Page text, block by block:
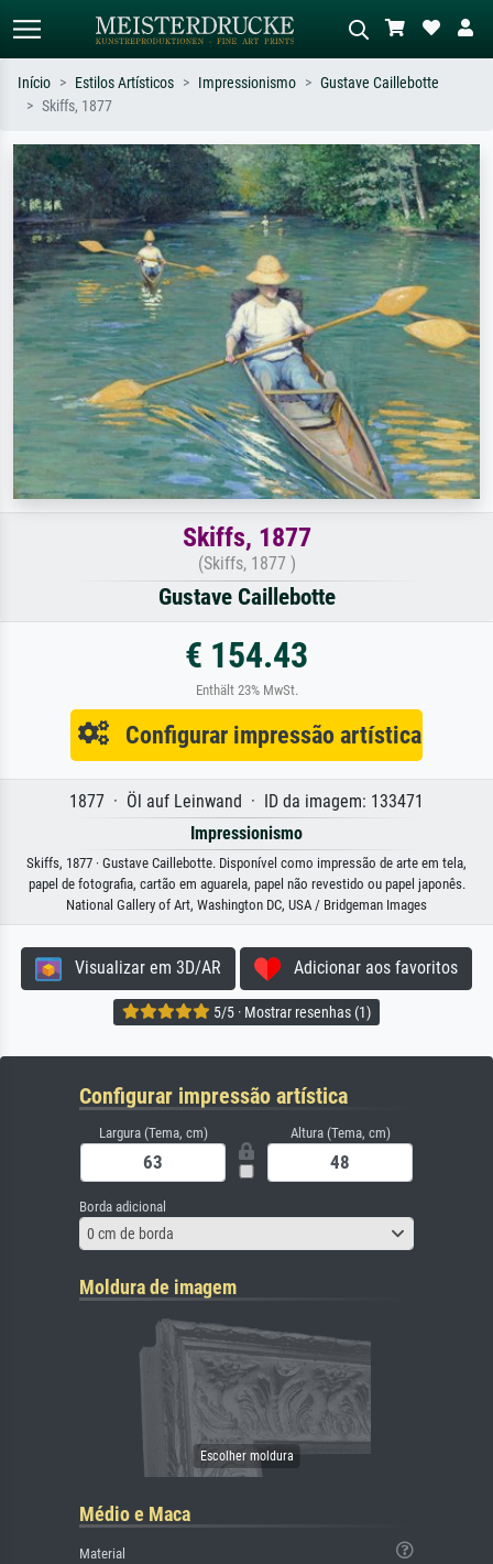
Pesquise por artista, título ou estilo –
ex: Monet, Noite Estrelada,
impressionismo, onda de Hokusai, nu.
Descreva a cena – ex: prado verde,
abstrato com muito vermelho, pintura
a óleo escura, nu em pé ao lado de
uma árvore.
Início Estilos Artísticos Impressionismo
Gustave Caillebotte
Skiffs, 1877
Skiffs, 1877
(Skiffs, 1877 )
Gustave Caillebotte
€ 154.43
Enthält 23% MwSt.
Configurar impressão artística
1877 · Öl auf Leinwand · ID da imagem: 133471
Impressionismo
Skiffs, 1877 · Gustave Caillebotte. Disponível como impressão de arte em tela,
papel de fotografia, cartão em aguarela, papel não revestido ou papel japonês.
National Gallery of Art, Washington DC, USA / Bridgeman Images
Visualizar em 3D/AR Adicionar aos favoritos
5/5 · Mostrar resenhas (1)
Configurar impressão artística
Largura (Tema, cm) Altura (Tema, cm)
Borda adicional
0 cm de borda
Moldura de imagem
Médio e Maca
Material